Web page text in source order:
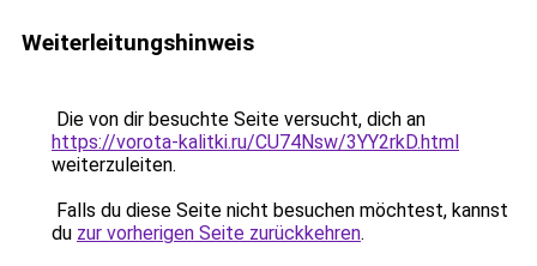
Weiterleitungshinweis
Die von dir besuchte Seite versucht, dich an
https://vorota-kalitki.ru/CU74Nsw/3YY2rkD.html
weiterzuleiten.
Falls du diese Seite nicht besuchen möchtest, kannst
du zur vorherigen Seite zurückkehren.